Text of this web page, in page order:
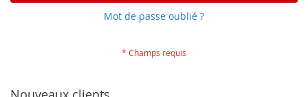
Mot de passe oublié ?